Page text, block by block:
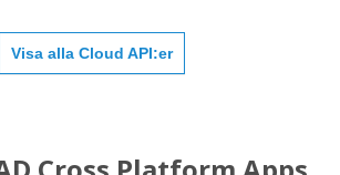
Visa alla Cloud API:er